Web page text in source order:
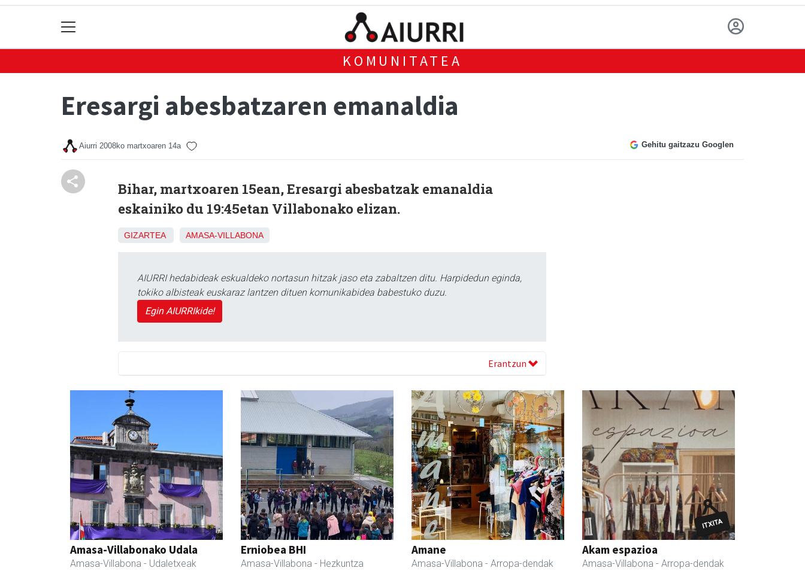
KOMUNITATEA
Eresargi abesbatzaren emanaldia
Aiurri 2008ko martxoaren 14a Gehitu gaitzazu Googlen
Bihar, martxoaren 15ean, Eresargi abesbatzak emanaldia
eskainiko du 19:45etan Villabonako elizan.
GIZARTEA AMASA-VILLABONA
AIURRI hedabideak eskualdeko nortasun hitzak jaso eta zabaltzen ditu. Harpidedun eginda,
tokiko albisteak euskaraz lantzen dituen komunikabidea babestuko duzu.
Egin AIURRIkide!
Erantzun
Amasa-Villabonako Udala
Amasa-Villabona - Udaletxeak
Erniobea BHI
Amasa-Villabona - Hezkuntza
Amane
Amasa-Villabona - Arropa-dendak
Akam espazioa
Amasa-Villabona - Arropa-dendak